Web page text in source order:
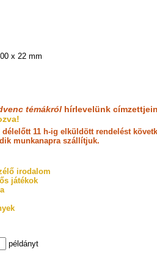
x 22 mm
témákról hírlevelünk
délelőtt 11 h-ig elküldött rendelést
munkanapra szállítjuk.
irodalom
játékok
példányt